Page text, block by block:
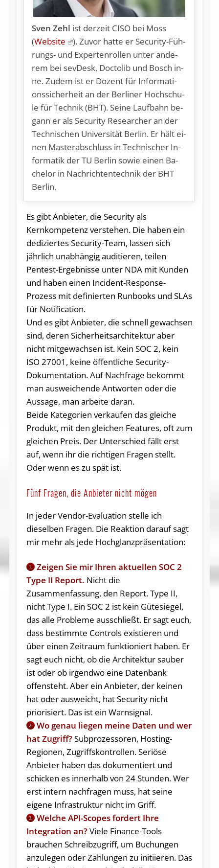
Sven Zehl ist der­zeit CI­SO bei Moss
(Website
). Zu­vor hat­te er Se­cu­ri­ty-Füh­
rungs- und Ex­per­ten­rol­len un­ter an­de­
rem bei sev­Desk, Doc­to­lib und Bosch in­
ne. Zu­dem ist er Do­zent für In­for­ma­ti­
ons­si­cher­heit an der Ber­li­ner Hoch­schu­
le für Tech­nik (BHT). Sei­ne Lauf­bahn be­
gann er als Se­cu­ri­ty Re­se­ar­cher an der
Tech­ni­schen Uni­ver­si­tät Ber­lin. Er hält ei­
nen Mas­ter­ab­schluss in Tech­ni­scher In­
for­ma­tik der TU Ber­lin so­wie ei­nen Ba­
che­lor in Nach­rich­ten­tech­nik der BHT
Berlin.
Es gibt Anbieter, die Security als
Kernkompetenz verstehen. Die haben ein
dediziertes Security-Team, lassen sich
jährlich unabhängig auditieren, teilen
Pentest-Ergebnisse unter NDA mit Kunden
und haben einen Incident-Response-
Prozess mit definierten Runbooks und SLAs
für Notification.
Und es gibt Anbieter, die schnell gewachsen
sind, deren Sicherheitsarchitektur aber
nicht mitgewachsen ist. Kein SOC 2, kein
ISO 27001, keine öffentliche Security-
Dokumentation. Auf Nachfrage bekommt
man ausweichende Antworten oder die
Aussage, man arbeite daran.
Beide Kategorien verkaufen das gleiche
Produkt, mit den gleichen Features, oft zum
gleichen Preis. Der Unterschied fällt erst
auf, wenn ihr die richtigen Fragen stellt.
Oder wenn es zu spät ist.
Fünf Fragen, die Anbieter nicht mögen
In jeder Vendor-Evaluation stelle ich
dieselben Fragen. Die Reaktion darauf sagt
mir mehr als jede Hochglanzpräsentation:
1.
Zeigen Sie mir Ihren aktuellen SOC 2
Type II Report. Nicht die
Zusammenfassung, den Report. Type II,
nicht Type I. Ein SOC 2 ist kein Gütesiegel,
das alle Probleme ausschließt. Er sagt euch,
dass bestimmte Controls existieren und
über einen Zeitraum funktioniert haben. Er
sagt euch nicht, ob die Architektur sauber
ist oder ob irgendwo eine Datenbank
offensteht. Aber ein Anbieter, der keinen
hat oder ausweicht, hat Security nicht
priorisiert. Das ist ein Warnsignal.
2.
Wo genau liegen meine Daten und wer
hat Zugriff?Subprozessoren, Hosting-
Regionen, Zugriffskontrollen. Seriöse
Anbieter haben das dokumentiert und
schicken es innerhalb von 24 Stunden. Wer
erst intern nachfragen muss, hat seine
eigene Infrastruktur nicht im Griff.
3.
Welche API-Scopes fordert Ihre
Integration an?Viele Finance-Tools
brauchen Schreibzugriff, um Buchungen
anzulegen oder Zahlungen zu initiieren. Das